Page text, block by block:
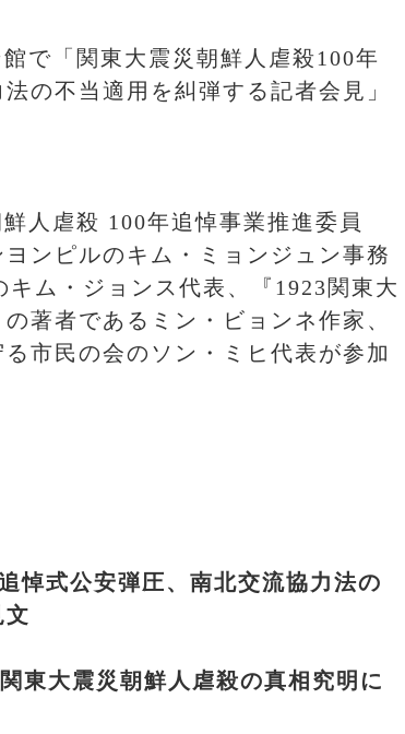
で「関東大震災朝鮮人虐殺100年
の不当適用を糾弾する記者会見」
人虐殺 100年追悼事業推進委員
ンピルのキム・ミョンジュン事務
キム・ジョンス代表、『 1923関東大
著者であるミン・ビョンネ作家、
市民の会のソン・ミヒ代表が参加
悼式公安弾圧、南北交流協力法の
文
東大震災朝鮮人虐殺の真相究明に